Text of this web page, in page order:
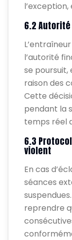
6.2
l’autorité
se poursuit,
raison des
Cette
pendant la
temps réel
6.3
violent
En cas
séances
reprendre